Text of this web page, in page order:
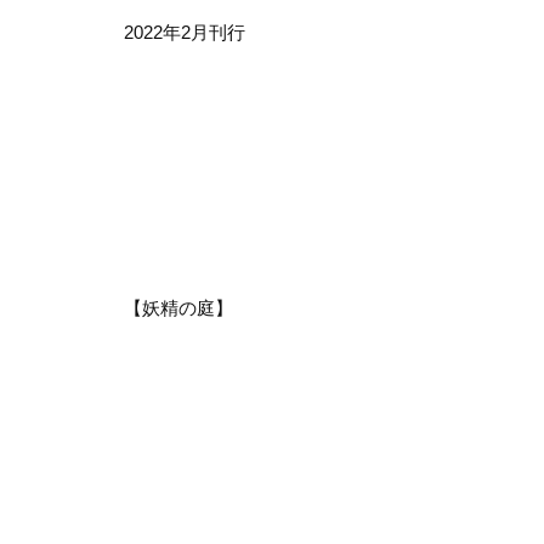
2022年2月刊行
【妖精の庭】